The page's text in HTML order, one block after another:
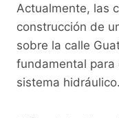
Actualmente, las
construcción de
sobre la calle
fundamental para
sistema hidráulico.